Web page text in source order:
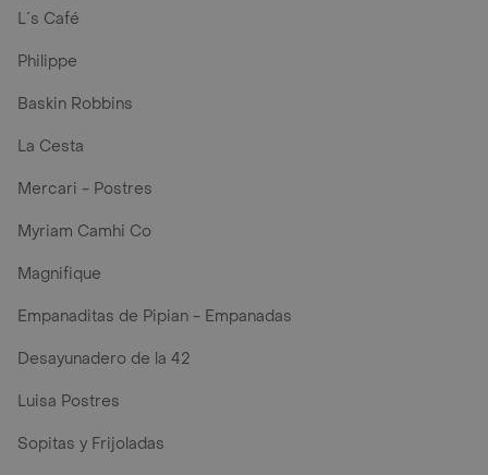
L´s Café
Philippe
Baskin Robbins
La Cesta
Mercari - Postres
Myriam Camhi Co
Magnifique
Empanaditas de Pipian - Empanadas
Desayunadero de la 42
Luisa Postres
Sopitas y Frijoladas